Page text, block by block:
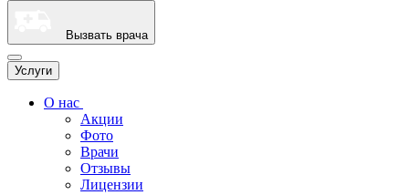
Вызвать врача
Услуги
О нас
Акции
Фото
Врачи
Отзывы
Лицензии